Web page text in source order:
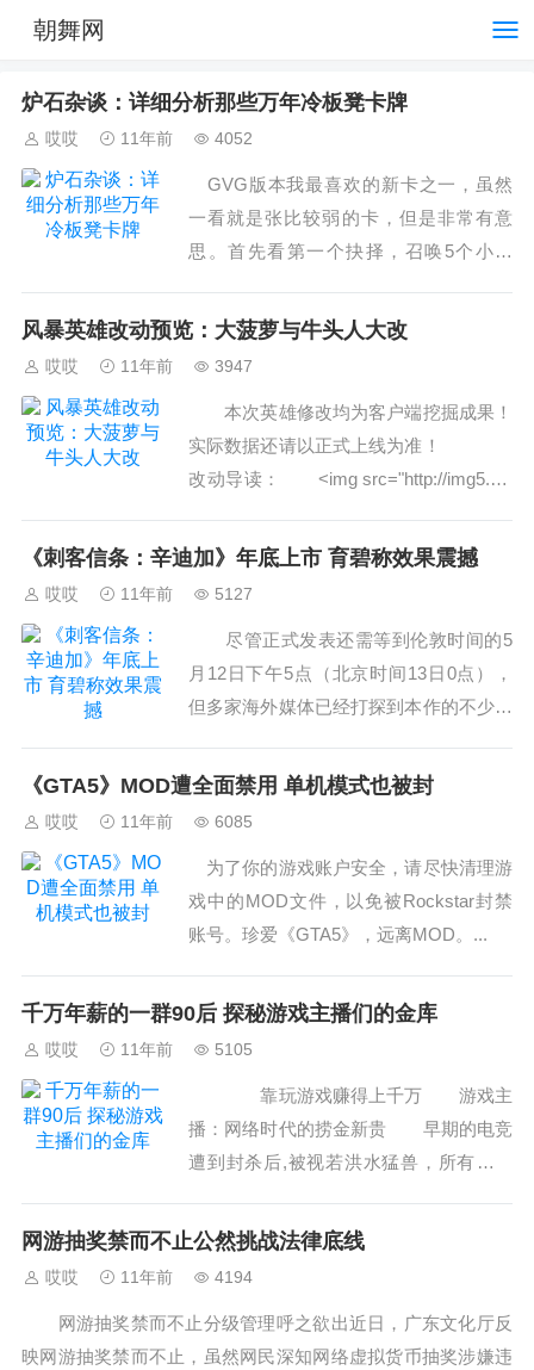
朝舞网
炉石杂谈：详细分析那些万年冷板凳卡牌
哎哎 11年前 4052
GVG版本我最喜欢的新卡之一，虽然
一看就是张比较弱的卡，但是非常有意
思。首先看第一个抉择，召唤5个小精
动员，术士的小鬼爆破实在是太差了，猎
风暴英雄改动预览：大菠萝与牛头人大改
哎哎 11年前 3947
本次英雄修改均为客户端挖掘成果！
实际数据还请以正式上线为准！
改动导读： ˂img src="http://img5.dw
《刺客信条：辛迪加》年底上市 育碧称效果震撼
哎哎 11年前 5127
尽管正式发表还需等到伦敦时间的5
月12日下午5点（北京时间13日0点），
但多家海外媒体已经打探到本作的不少消
期上市，主人公名叫雅各布·弗莱伊（Jac
《GTA5》MOD遭全面禁用 单机模式也被封
哎哎 11年前 6085
为了你的游戏账户安全，请尽快清理游
戏中的MOD文件，以免被Rockstar封禁
账号。珍爱《GTA5》，远离MOD。...
千万年薪的一群90后 探秘游戏主播们的金库
哎哎 11年前 5105
靠玩游戏赚得上千万 游戏主
播：网络时代的捞金新贵 早期的电竞
遭到封杀后,被视若洪水猛兽，所有人提
正业，得到了和地下朋克、纹身打洞群体
网游抽奖禁而不止公然挑战法律底线
哎哎 11年前 4194
网游抽奖禁而不止分级管理呼之欲出近日，广东文化厅反
映网游抽奖禁而不止，虽然网民深知网络虚拟货币抽奖涉嫌违